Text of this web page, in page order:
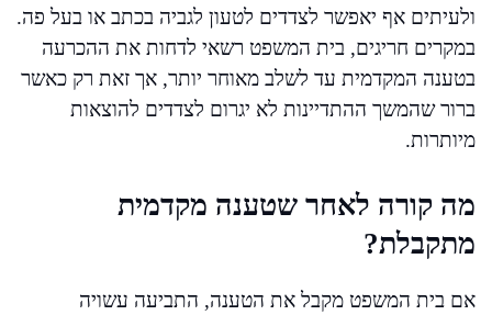
ולעיתים אף יאפשר לצדדים לטעון לגביה בכתב או בעל פה.
במקרים חריגים, בית המשפט רשאי לדחות את ההכרעה
בטענה המקדמית עד לשלב מאוחר יותר, אך זאת רק כאשר
ברור שהמשך ההתדיינות לא יגרום לצדדים להוצאות
מיותרות.
מה קורה לאחר שטענה מקדמית
מתקבלת?
אם בית המשפט מקבל את הטענה, התביעה עשויה